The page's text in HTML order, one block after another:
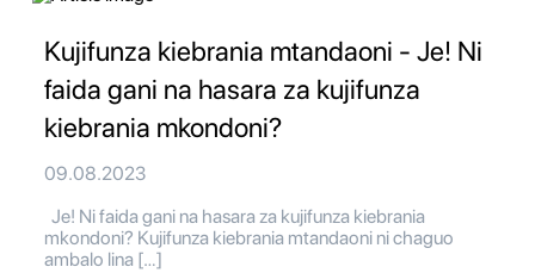
Kujifunza kiebrania mtandaoni - Je! Ni
faida gani na hasara za kujifunza
kiebrania mkondoni?
09.08.2023
Je! Ni faida gani na hasara za kujifunza kiebrania
mkondoni? Kujifunza kiebrania mtandaoni ni chaguo
ambalo lina […]